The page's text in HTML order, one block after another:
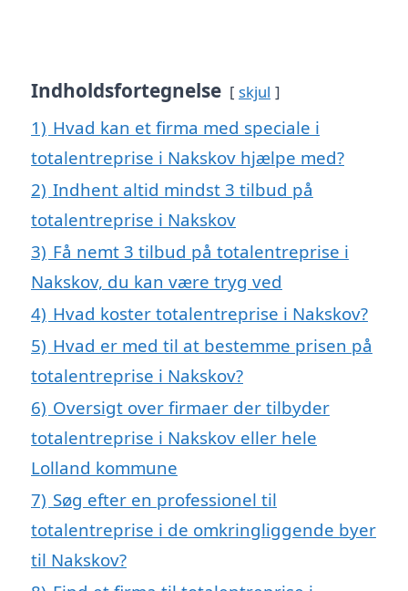
Indholdsfortegnelse skjul
1) Hvad kan et firma med speciale i
totalentreprise i Nakskov hjælpe med?
2) Indhent altid mindst 3 tilbud på
totalentreprise i Nakskov
3) Få nemt 3 tilbud på totalentreprise i
Nakskov, du kan være tryg ved
4) Hvad koster totalentreprise i Nakskov?
5) Hvad er med til at bestemme prisen på
totalentreprise i Nakskov?
6) Oversigt over firmaer der tilbyder
totalentreprise i Nakskov eller hele
Lolland kommune
7) Søg efter en professionel til
totalentreprise i de omkringliggende byer
til Nakskov?